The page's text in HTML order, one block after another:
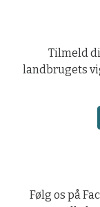
Tilmeld
landbrugets
Følg os på